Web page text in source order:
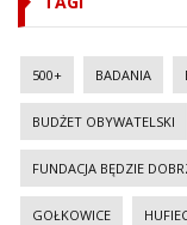
500+ BADANIA
BUDŻET OBYWATELSKI
FUNDACJA BĘDZIE
GOŁKOWICE